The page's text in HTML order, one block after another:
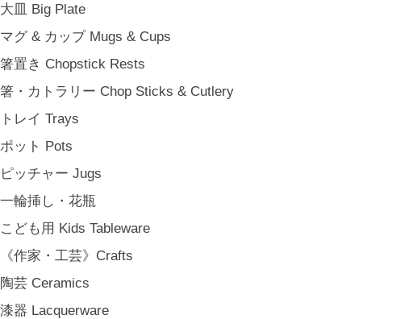
大皿 Big Plate
マグ & カップ Mugs & Cups
箸置き Chopstick Rests
箸・カトラリー Chop Sticks & Cutlery
トレイ Trays
ポット Pots
ピッチャー Jugs
一輪挿し・花瓶
こども用 Kids Tableware
《作家・工芸》Crafts
陶芸 Ceramics
漆器 Lacquerware
パーティー Party
《台所》Kitchen
《雑貨》Living goods
インテリア Interior
アンティークのもの Vintage & Antiques